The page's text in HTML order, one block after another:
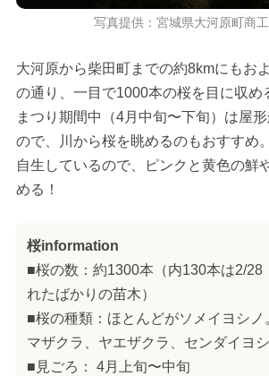
写真提供：宮城県大河原町商
大河原から柴田町までの約8kmにもお
の通り、一目で1000本の桜を目に収め
まつり期間中（4月中旬〜下旬）は屋
ので、川から桜を眺めるのもおすすめ
自生しているので、ピンクと黄色の鮮
める！
桜information
■桜の数：約1300本（内130本は2/28
れたばかりの苗木）
■桜の種類：ほとんどがソメイヨシノ
マザクラ、ヤエザクラ、センダイヨ
■見ごろ： 4月上旬〜中旬